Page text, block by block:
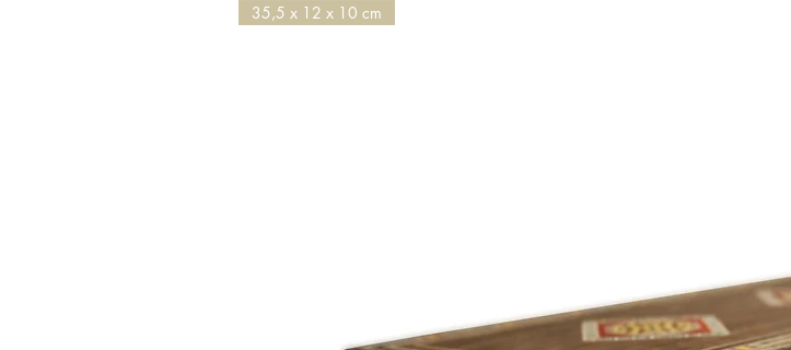
35,5 x 12 x 10 cm